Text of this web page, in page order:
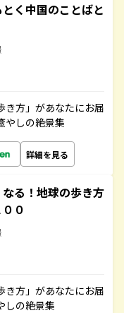
く中国のことばと
き方」があなたにお届
やしの絶景集
詳細を見る
る！地球の歩き方
０
き方」があなたにお届
しの絶景集